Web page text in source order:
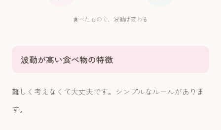
食べたもので、波動は変わる
波動が高い食べ物の特徴
難しく考えなくて大丈夫です。シンプルなルールがありま
す。